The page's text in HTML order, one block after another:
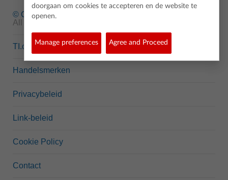
© Copyright
All rights reserved.
TI.com
Handelsmerken
Privacybeleid
Link-beleid
Cookie Policy
Contact
doorgaan om cookies te accepteren en de website te
openen.
Manage preferences Agree and Proceed